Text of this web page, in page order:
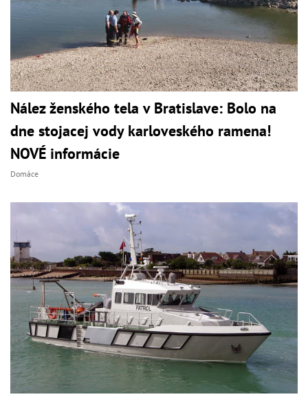
Nález ženského tela v Bratislave: Bolo na
dne stojacej vody karloveského ramena!
NOVÉ informácie
Domáce